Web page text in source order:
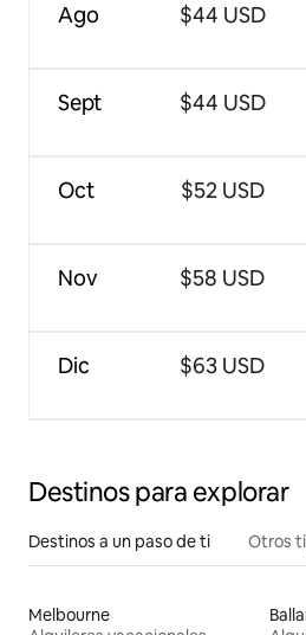
Ago
Sept
Oct
Nov
Dic
$44 USD
$44 USD
$52 USD
$58 USD
$63 USD
Destinos para explorar
Destinos a un paso de ti Otros
Melbourne